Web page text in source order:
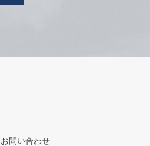
お問い合わせ